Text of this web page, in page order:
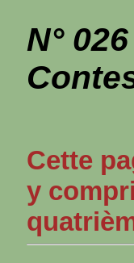
N°
Cette
y